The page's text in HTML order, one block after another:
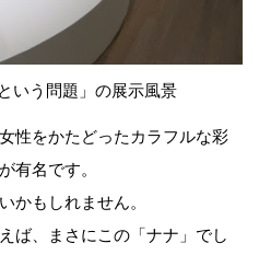
いう問題」の展示風景
性をかたどったカラフルな彩
有名です。
かもしれません。
ば、まさにこの「ナナ」でし